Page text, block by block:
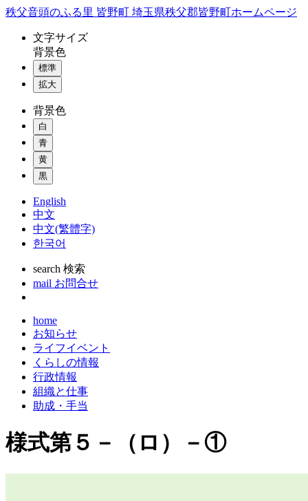
コ
秩父音頭のふる里 皆野町 埼玉県秩父郡皆野町ホームページ
文字サイズ
背景色
標準
拡大
背景色
白
青
黄
黒
English
中文
中文(繁體字)
한국어
search 検索
mail お問合せ
home
お知らせ
ライフイベント
くらしの情報
行政情報
組織と仕事
助成・手当
様式第５－（ロ）－①